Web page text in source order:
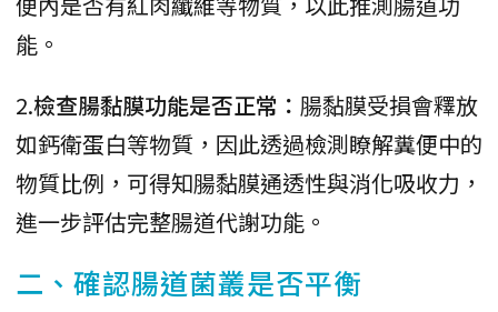
能。
2.檢查腸黏膜功能是否正常： 腸黏膜受損會釋放
如鈣衛蛋白等物質，因此透過檢測瞭解糞便中的
物質比例，可得知腸黏膜通透性與消化吸收力，
進一步評估完整腸道代謝功能。
二、確認腸道菌叢是否平衡